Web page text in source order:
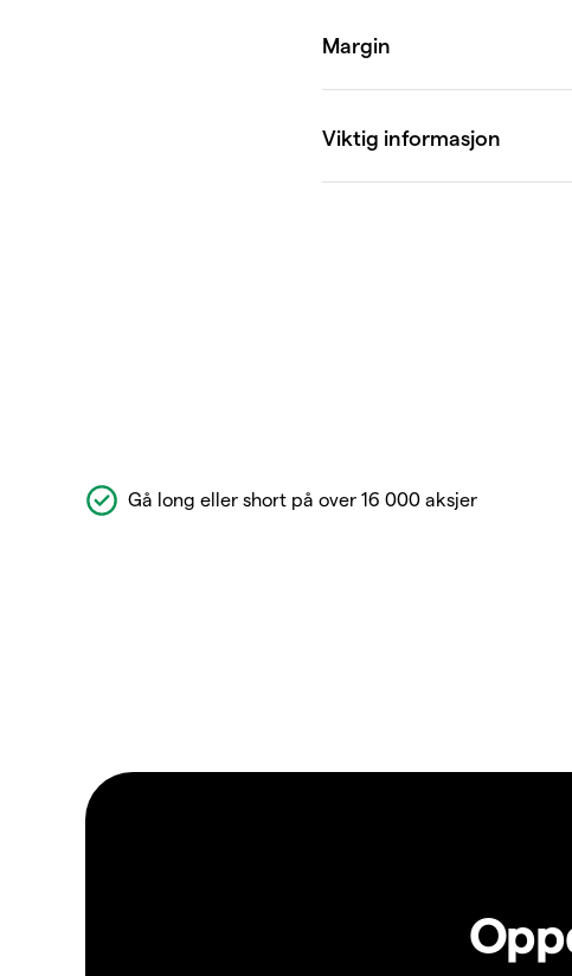
Gå long eller short på over 16 000 aksjer